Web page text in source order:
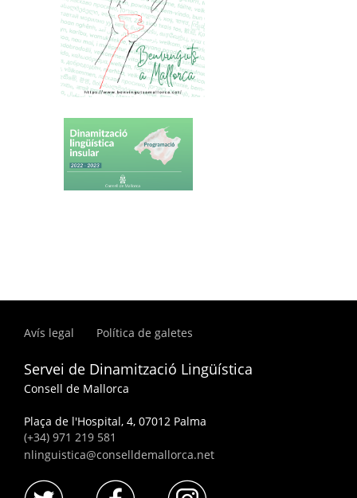
Avís legal Política de galetes
Servei de Dinamització Lingüística
Consell de Mallorca
Plaça de l'Hospital, 4, 07012 Palma
(+34) 971 219 581
nlinguistica@conselldemallorca.net